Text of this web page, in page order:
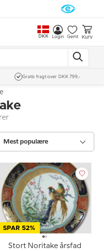
DKK Login Gemt Kurv
Gratis fragt over DKK 799,-
Mest populære
SPAR 52%
Stort Noritake årsfad